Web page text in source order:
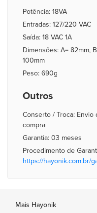
Potência: 18VA
Entradas: 127/220 VAC
Saída: 18 VAC 1A
Dimensões: A= 82mm,
100mm
Peso: 690g
Outros
Conserto / Troca: Envio
compra
Garantia: 03 meses
Procedimento de
https://hayonik.com.br/
Mais Hayonik